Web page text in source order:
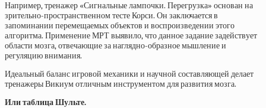
Например, тренажер «Сигнальные лампочки. Перегрузка» основан на
зрительно-пространственном тесте Корси. Он заключается в
запоминании перемещаемых объектов и воспроизведении этого
алгоритма. Применение МРТ выявило, что данное задание задействует
области мозга, отвечающие за наглядно-образное мышление и
регуляцию внимания.
Идеальный баланс игровой механики и научной составляющей делает
тренажеры Викиум отличным инструментом для развития мозга.
Или таблица Шульте.